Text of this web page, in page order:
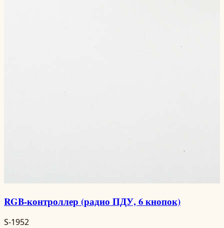
RGB-контроллер (радио ПДУ, 6 кнопок)
S-1952